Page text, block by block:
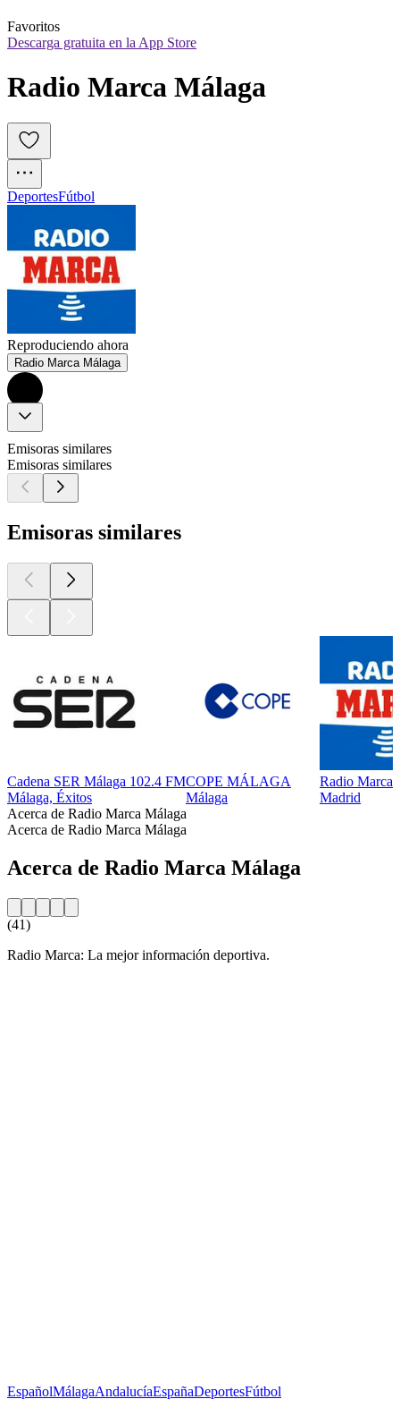
Favoritos
Descarga gratuita en la App Store
Radio Marca Málaga
DeportesFútbol
Reproduciendo ahora
Radio Marca Málaga
Emisoras similares
Emisoras similares
Emisoras similares
Cadena SER Málaga 102.4 FM
Málaga, Éxitos
COPE MÁLAGA
Málaga
Radio Marca
Madrid
Acerca de Radio Marca Málaga
Acerca de Radio Marca Málaga
Acerca de Radio Marca Málaga
(41)
Radio Marca: La mejor información deportiva.
EspañolMálagaAndalucíaEspañaDeportesFútbol